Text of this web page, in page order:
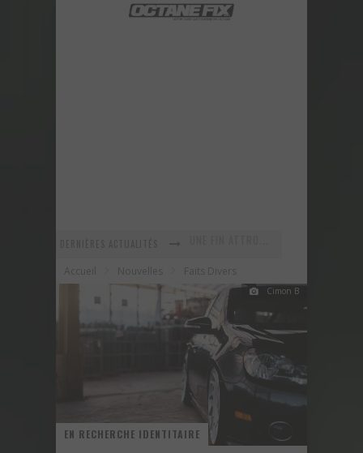
URBAN ASSAULT - Un vidéo improvisé sur le vif!
Voici la nouvelle Nissan GT-R Pure 2018 - Une version abordable?
Cimon B
EN RECHERCHE IDENTITAIRE